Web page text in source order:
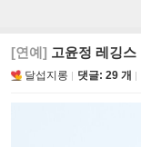
[연예] 고윤정 레깅스
달섭지롱 댓글: 29 개